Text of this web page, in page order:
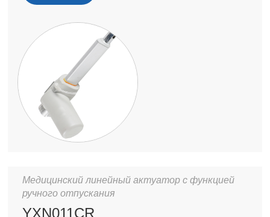
Медицинский линейный актуатор с функцией
ручного отпускания
YXN011CR